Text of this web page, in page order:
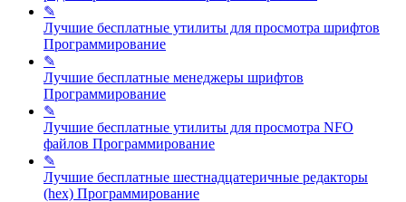
✎
Лучшие бесплатные утилиты для просмотра шрифтов
Программирование
✎
Лучшие бесплатные менеджеры шрифтов
Программирование
✎
Лучшие бесплатные утилиты для просмотра NFO
файлов Программирование
✎
Лучшие бесплатные шестнадцатеричные редакторы
(hex) Программирование